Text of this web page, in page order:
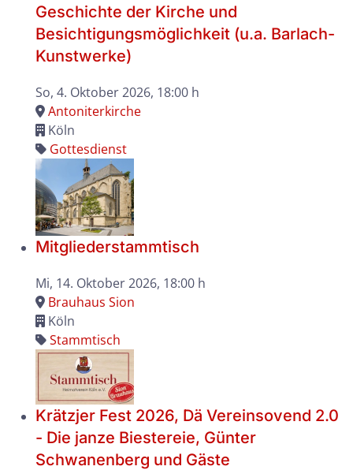
Geschichte der Kirche und
Besichtigungsmöglichkeit (u.a. Barlach-
Kunstwerke)
So, 4. Oktober 2026, 18:00 h
Antoniterkirche
Köln
Gottesdienst
Mitgliederstammtisch
Mi, 14. Oktober 2026, 18:00 h
Brauhaus Sion
Köln
Stammtisch
Krätzjer Fest 2026, Dä Vereinsovend 2.0
- Die janze Biestereie, Günter
Schwanenberg und Gäste